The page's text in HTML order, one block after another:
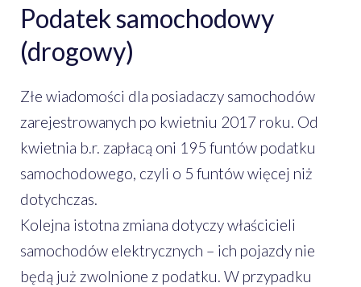
Podatek samochodowy
(drogowy)
Złe wiadomości dla posiadaczy samochodów
zarejestrowanych po kwietniu 2017 roku. Od
kwietnia b.r. zapłacą oni 195 funtów podatku
samochodowego, czyli o 5 funtów więcej niż
dotychczas.
Kolejna istotna zmiana dotyczy właścicieli
samochodów elektrycznych – ich pojazdy nie
będą już zwolnione z podatku. W przypadku